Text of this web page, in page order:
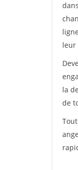
leur
la
de